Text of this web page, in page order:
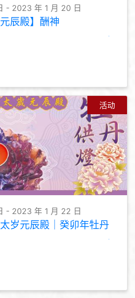
- 2023 年 1 月 20 日
辰殿】酬神
活动
- 2023 年 1 月 22 日
岁元辰殿｜癸卯年牡丹